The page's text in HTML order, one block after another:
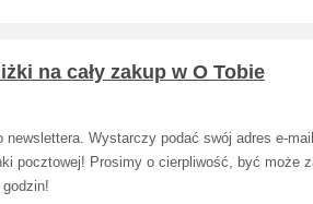
na cały zakup w O Tobie
newslettera. Wystarczy podać swój adres e-
pocztowej! Prosimy o cierpliwość, być może